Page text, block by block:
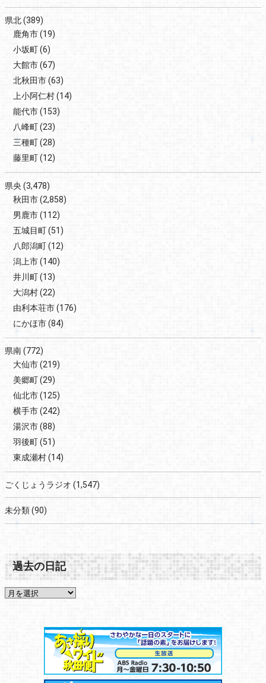
県北(389)
鹿角市(19)
小坂町(6)
大館市(67)
北秋田市(63)
上小阿仁村(14)
能代市(153)
八峰町(23)
三種町(28)
藤里町(12)
県央(3,478)
秋田市(2,858)
男鹿市(112)
五城目町(51)
八郎潟町(12)
潟上市(140)
井川町(13)
大潟村(22)
由利本荘市(176)
にかほ市(84)
県南(772)
大仙市(219)
美郷町(29)
仙北市(125)
横手市(242)
湯沢市(88)
羽後町(51)
東成瀬村(14)
ごくじょうラジオ (1,547)
未分類(90)
過去の日記